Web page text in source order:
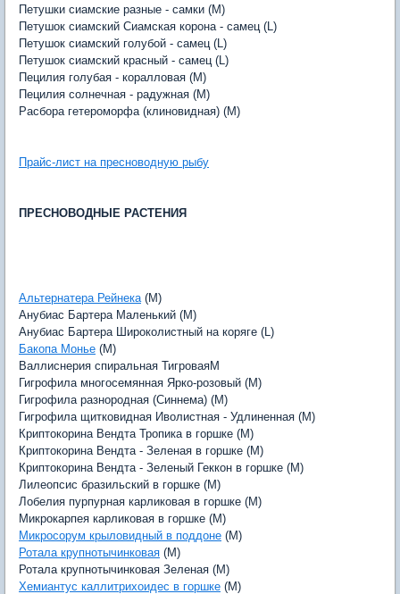
Петушки сиамские разные - самки (M)
Петушок сиамский Сиамская корона - самец (L)
Петушок сиамский голубой - самец (L)
Петушок сиамский красный - самец (L)
Пецилия голубая - коралловая (M)
Пецилия солнечная - радужная (M)
Расбора гетероморфа (клиновидная) (M)
Прайс-лист на пресноводную рыбу
ПРЕСНОВОДНЫЕ РАСТЕНИЯ
Альтернатера Рейнека(M)
Анубиас Бартера Маленький (M)
Анубиас Бартера Широколистный на коряге (L)
Бакопа Монье (M)
Валлиснерия спиральная ТигроваяM
Гигрофила многосемянная Ярко-розовый (M)
Гигрофила разнородная (Синнема) (M)
Гигрофила щитковидная Иволистная - Удлиненная (M)
Криптокорина Вендта Тропика в горшке (M)
Криптокорина Вендта - Зеленая в горшке (M)
Криптокорина Вендта - Зеленый Геккон в горшке (M)
Лилеопсис бразильский в горшке (M)
Лобелия пурпурная карликовая в горшке (M)
Микрокарпея карликовая в горшке (M)
Микросорум крыловидный в поддоне (M)
Ротала крупнотычинковая (M)
Ротала крупнотычинковая Зеленая (M)
Хемиантус каллитрихоидес в горшке (M)